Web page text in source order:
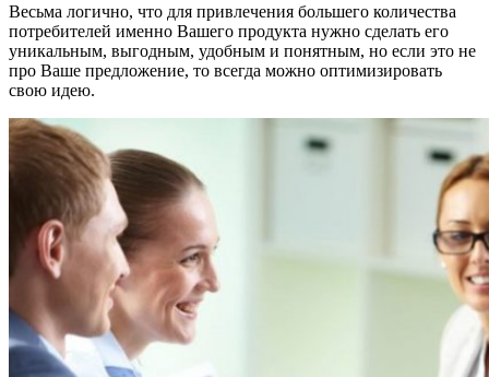
Весьма логично, что для привлечения большего количества
потребителей именно Вашего продукта нужно сделать его
уникальным, выгодным, удобным и понятным, но если это не
про Ваше предложение, то всегда можно оптимизировать
свою идею.